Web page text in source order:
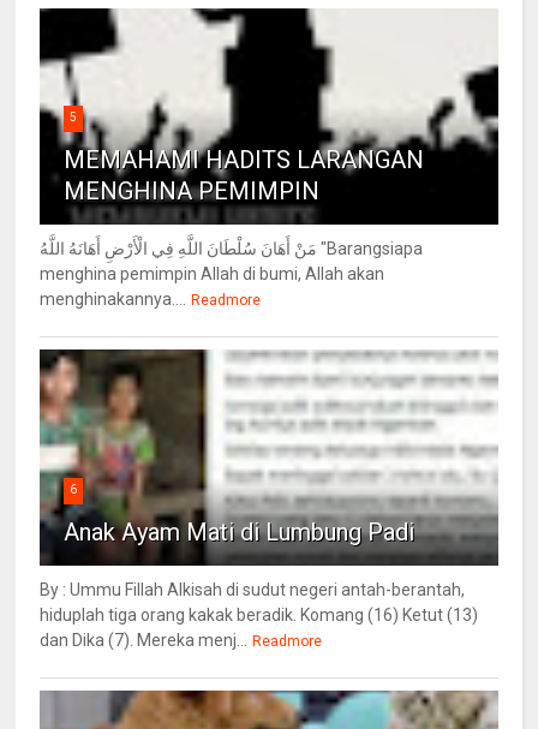
5
MEMAHAMI HADITS LARANGAN
MENGHINA PEMIMPIN
مَنْ أَهَانَ سُلْطَانَ اللَّهِ فِي الْأَرْضِ أَهَانَهُ اللَّهُ "Barangsiapa
menghina pemimpin Allah di bumi, Allah akan
menghinakannya.... Readmore
6
Anak Ayam Mati di Lumbung Padi
By : Ummu Fillah Alkisah di sudut negeri antah-berantah,
hiduplah tiga orang kakak beradik. Komang (16) Ketut (13)
dan Dika (7). Mereka menj... Readmore